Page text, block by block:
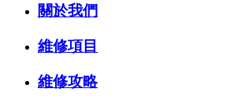
關於我們
維修項目
維修攻略